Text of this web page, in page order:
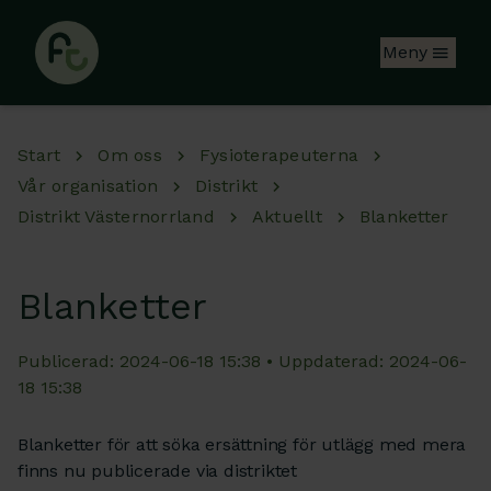
Meny
Start Om oss
Fysioterapeuterna
Vår organisation
Distrikt
Distrikt Västernorrland
Aktuellt Blanketter
Blanketter
Publicerad: 2024-06-18 15:38 • Uppdaterad: 2024-06-
18 15:38
Blanketter för att söka ersättning för utlägg med mera
finns nu publicerade via distriktet